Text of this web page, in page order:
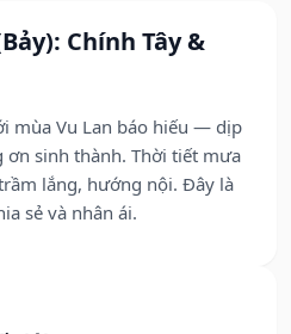
Chính Tây &
mùa Vu Lan báo hiếu — dịp
sinh thành. Thời tiết mưa
lắng, hướng nội. Đây là
sẻ và nhân ái.